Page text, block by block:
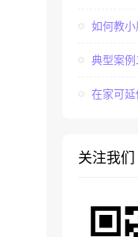
如何教
典型案例
在家可
关注我们